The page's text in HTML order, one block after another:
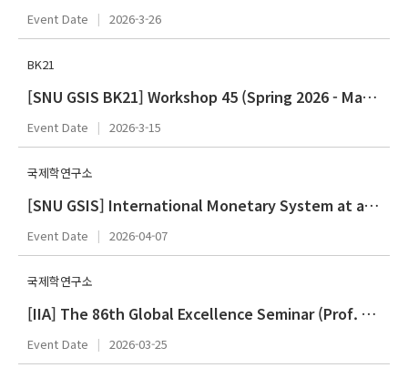
Event Date 2026-3-26
BK21
[SNU GSIS BK21] Workshop 45 (Spring 2026 - March)
Event Date 2026-3-15
국제학연구소
[SNU GSIS] International Monetary System at a Time of Digital Innovation (Agnès Bénassy-Quéré)
Event Date 2026-04-07
국제학연구소
[IIA] The 86th Global Excellence Seminar (Prof. Chen, Yun)
Event Date 2026-03-25